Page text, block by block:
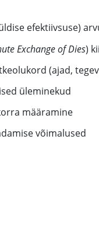
efektiivsuse)
Exchange of Dies)
(ajad,
üleminekud
määramine
võimalused